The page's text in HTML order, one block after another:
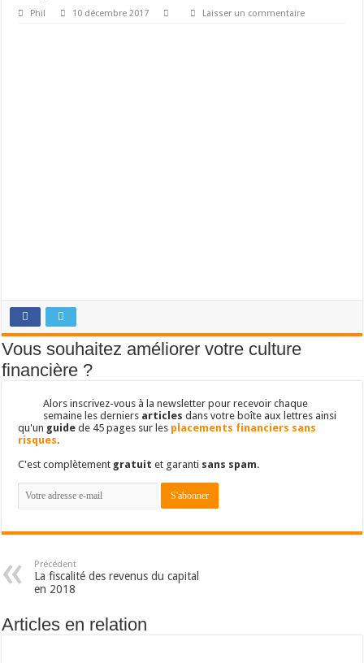
Phil 10 décembre 2017 Laisser un commentaire
Vous souhaitez améliorer votre culture
financière ?
Alors inscrivez-vous à la newsletter pour recevoir chaque
semaine les derniers articles dans votre boîte aux lettres ainsi
qu'un guide de 45 pages sur les placements financiers sans
risques.
C'est complètement gratuit et garanti sans spam.
Précédent
La fiscalité des revenus du capital
en 2018
Articles en relation